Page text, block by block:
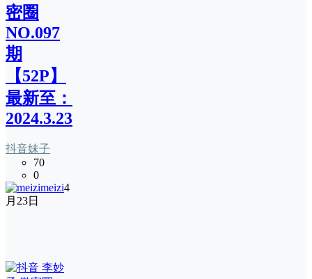
密圈
NO.097
期
【52P】
最新至：
2024.3.23
抖音妹子
70
0
meizi4
月23日